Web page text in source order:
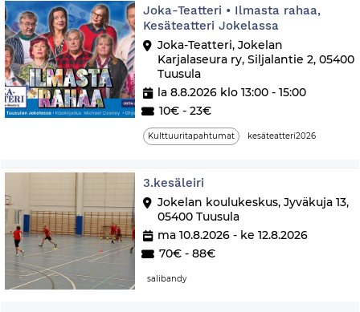
Joka-Teatteri • Ilmasta rahaa,
Kesäteatteri Jokelassa
Joka-Teatteri, Jokelan
Karjalaseura ry, Siljalantie 2, 05400
Tuusula
la 8.8.2026 klo 13:00 - 15:00
10€ - 23€
Kulttuuritapahtumat kesäteatteri2026
3.kesäleiri
Jokelan koulukeskus, Jyväkuja 13,
05400 Tuusula
ma 10.8.2026 - ke 12.8.2026
70€ - 88€
salibandy